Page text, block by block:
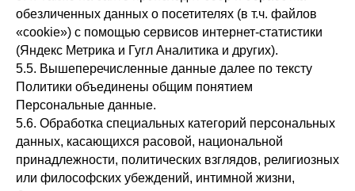
обезличенных данных о посетителях (в т.ч. файлов
«cookie») с помощью сервисов интернет-статистики
(Яндекс Метрика и Гугл Аналитика и других).
5.5. Вышеперечисленные данные далее по тексту
Политики объединены общим понятием
Персональные данные.
5.6. Обработка специальных категорий персональных
данных, касающихся расовой, национальной
принадлежности, политических взглядов, религиозных
или философских убеждений, интимной жизни,